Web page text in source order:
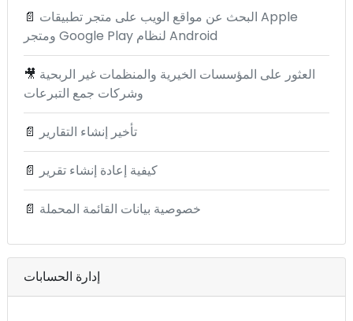
📄 البحث عن مواقع الويب على متجر تطبيقات Apple
ومتجر Google Play لنظام Android
🎥 العثور على المؤسسات الخيرية والمنظمات غير الربحية
وشركات جمع التبرعات
📄 تأخير إنشاء التقارير
📄 كيفية إعادة إنشاء تقرير
📄 خصوصية بيانات القائمة المحملة
إدارة الحسابات